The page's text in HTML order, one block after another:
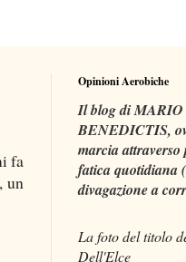
fa
un
Opinioni Aerobiche
Il blog di
BENEDICTIS,
marcia
fatica quotidiana
divagazione a
La foto del titolo
Dell'Elce